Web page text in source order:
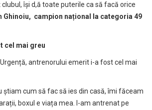
își d,ă toate puterile ca să facă orice
Ghinoiu, campion național la categoria 49
cel mai greu
antrenorului emerit i-a fost cel mai
știam cum să fac să ies din casă, îmi făceam
boxul e viața mea. I-am antrenat pe